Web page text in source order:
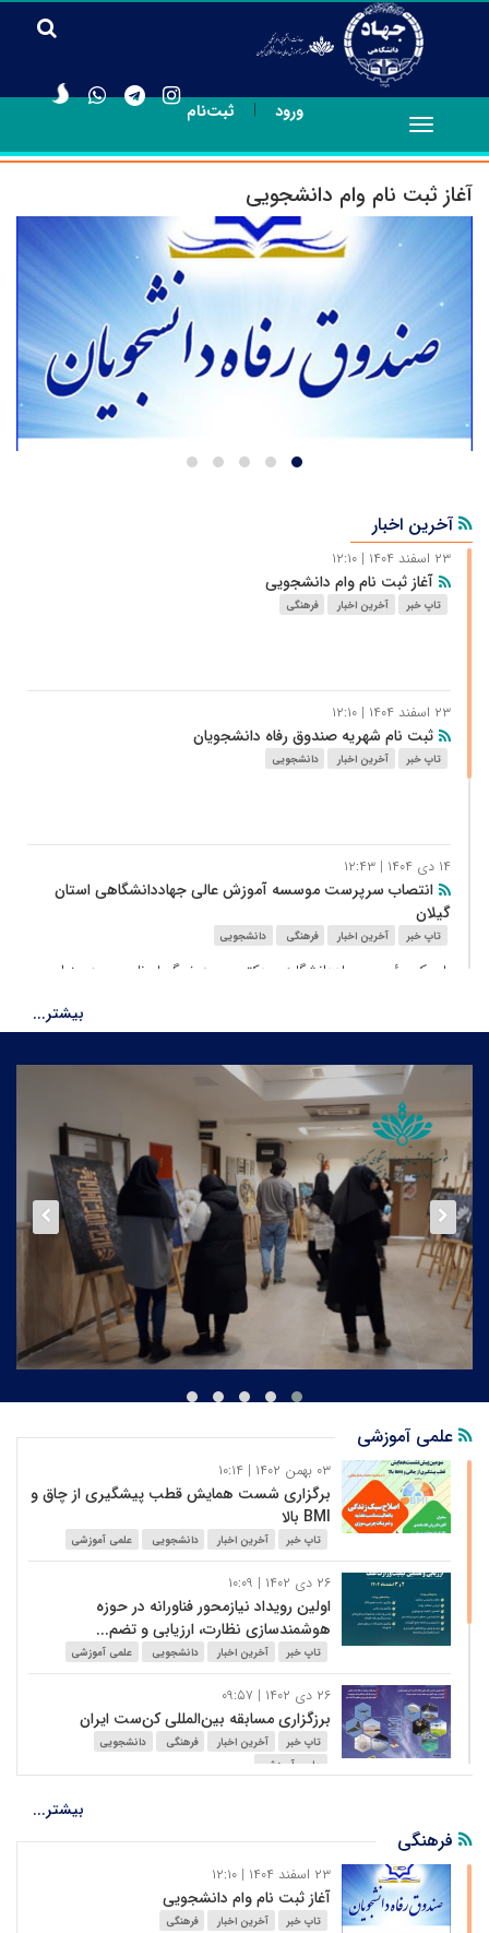
ورود | ثبت‌نام
Toggle
navigation
آغاز ثبت نام وام دانشجویی
ثبت نام شهریه صندوق رفاه دانشجویان
آخرین اخبار
۲۳ اسفند ۱۴۰۴ | ۱۲:۱۰
آغاز ثبت نام وام دانشجویی
تاپ خبر آخرین اخبار فرهنگی
۲۳ اسفند ۱۴۰۴ | ۱۲:۱۰
ثبت نام شهریه صندوق رفاه دانشجویان
تاپ خبر آخرین اخبار دانشجویی
۱۴ دی ۱۴۰۴ | ۱۲:۴۳
انتصاب سرپرست موسسه آموزش عالی جهاددانشگاهی استان
گیلان
تاپ خبر آخرین اخبار فرهنگی دانشجویی
با حکم رئیس جهاددانشگاهی دکتر محمد غمگسار ناصری به عنوان
محمد مهدی طهرا...
آخرین اخبار فرهنگی دانشجویی
۲۶ خرداد ۱۴۰۴ | ۱۱:۵۷
شهادت عضو سابق هیأت ممیزه جهاددانشگاهی
تاپ خبر آخرین اخبار فرهنگی دانشجویی
بیشتر...
نمایشگاه گروهی آثار فونت قلم فارسی و
علمی آموزشی
۰۳ بهمن ۱۴۰۲ | ۱۰:۱۴
برگزاری شست همایش قطب پیشگیری از چاق و
BMI بالا
تاپ خبر آخرین اخبار دانشجویی علمی آموزشی
۲۶ دی ۱۴۰۲ | ۱۰:۰۹
اولین رویداد نیازمحور فناورانه در حوزه
هوشمندسازی نظارت، ارزیابی و تضم...
تاپ خبر آخرین اخبار دانشجویی علمی آموزشی
۲۶ دی ۱۴۰۲ | ۰۹:۵۷
برزگزاری مسابقه بین‌المللی کن‌ست ایران
تاپ خبر آخرین اخبار فرهنگی
دانشجویی
علمی آموزشی
تاپ خبر آخرین اخبار
۰۵ دی ۱۴۰۲ | ۱۵:۱۵
بیشتر...
فرهنگی
۲۳ اسفند ۱۴۰۴ | ۱۲:۱۰
آغاز ثبت نام وام دانشجویی
تاپ خبر آخرین اخبار فرهنگی